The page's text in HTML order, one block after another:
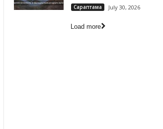
Сараптама July 30, 2026
Load more